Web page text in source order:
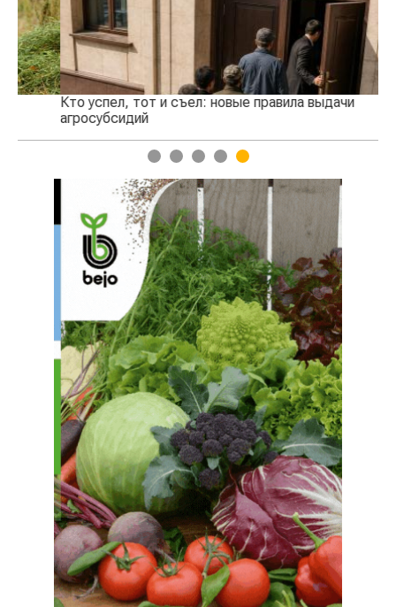
Кто успел, тот и съел: новые правила выдачи
агросубсидий
1 2 3 4 5